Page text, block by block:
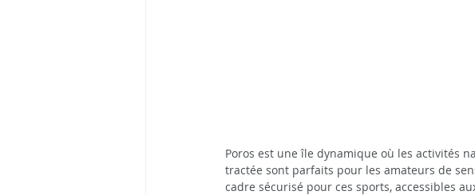
Poros est une île dynamique où les activités
tractée sont parfaits pour les amateurs de
cadre sécurisé pour ces sports, accessibles